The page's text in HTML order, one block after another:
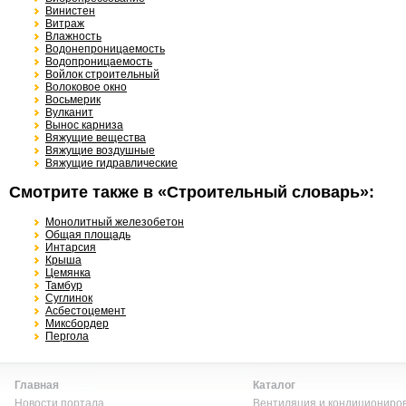
Винистен
Витраж
Влажность
Водонепроницаемость
Водопроницаемость
Войлок строительный
Волоковое окно
Восьмерик
Вулканит
Вынос карниза
Вяжущие вещества
Вяжущие воздушные
Вяжущие гидравлические
Смотрите также в «Строительный словарь»:
Монолитный железобетон
Общая площадь
Интарсия
Крыша
Цемянка
Тамбур
Суглинок
Асбестоцемент
Миксбордер
Пергола
Главная
Новости портала
Каталог
Вентиляция и